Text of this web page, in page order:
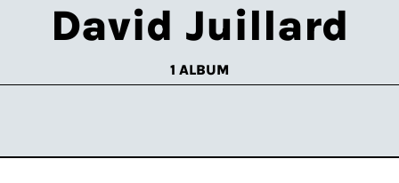
David Juillard
1 ALBUM